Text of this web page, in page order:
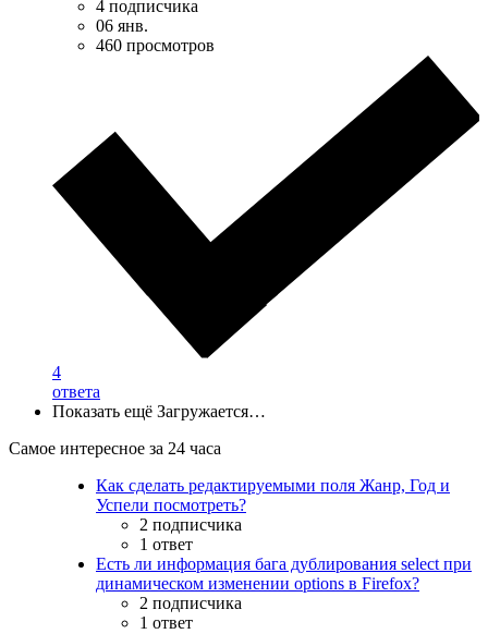
4 подписчика
06 янв.
460 просмотров
4
ответа
Показать ещё Загружается…
Самое интересное за 24 часа
Как сделать редактируемыми поля Жанр, Год и
Успели посмотреть?
2 подписчика
1 ответ
Есть ли информация бага дублирования select при
динамическом изменении options в Firefox?
2 подписчика
1 ответ